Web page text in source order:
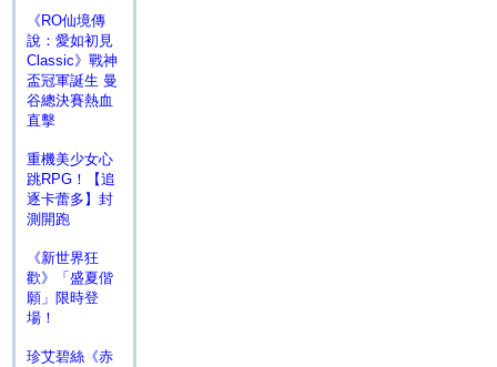
《RO仙境傳
說：愛如初見
Classic》戰神
盃冠軍誕生 曼
谷總決賽熱血
直擊
重機美少女心
跳RPG！【追
逐卡蕾多】封
測開跑
《新世界狂
歡》「盛夏偕
願」限時登
場！
珍艾碧絲《赤